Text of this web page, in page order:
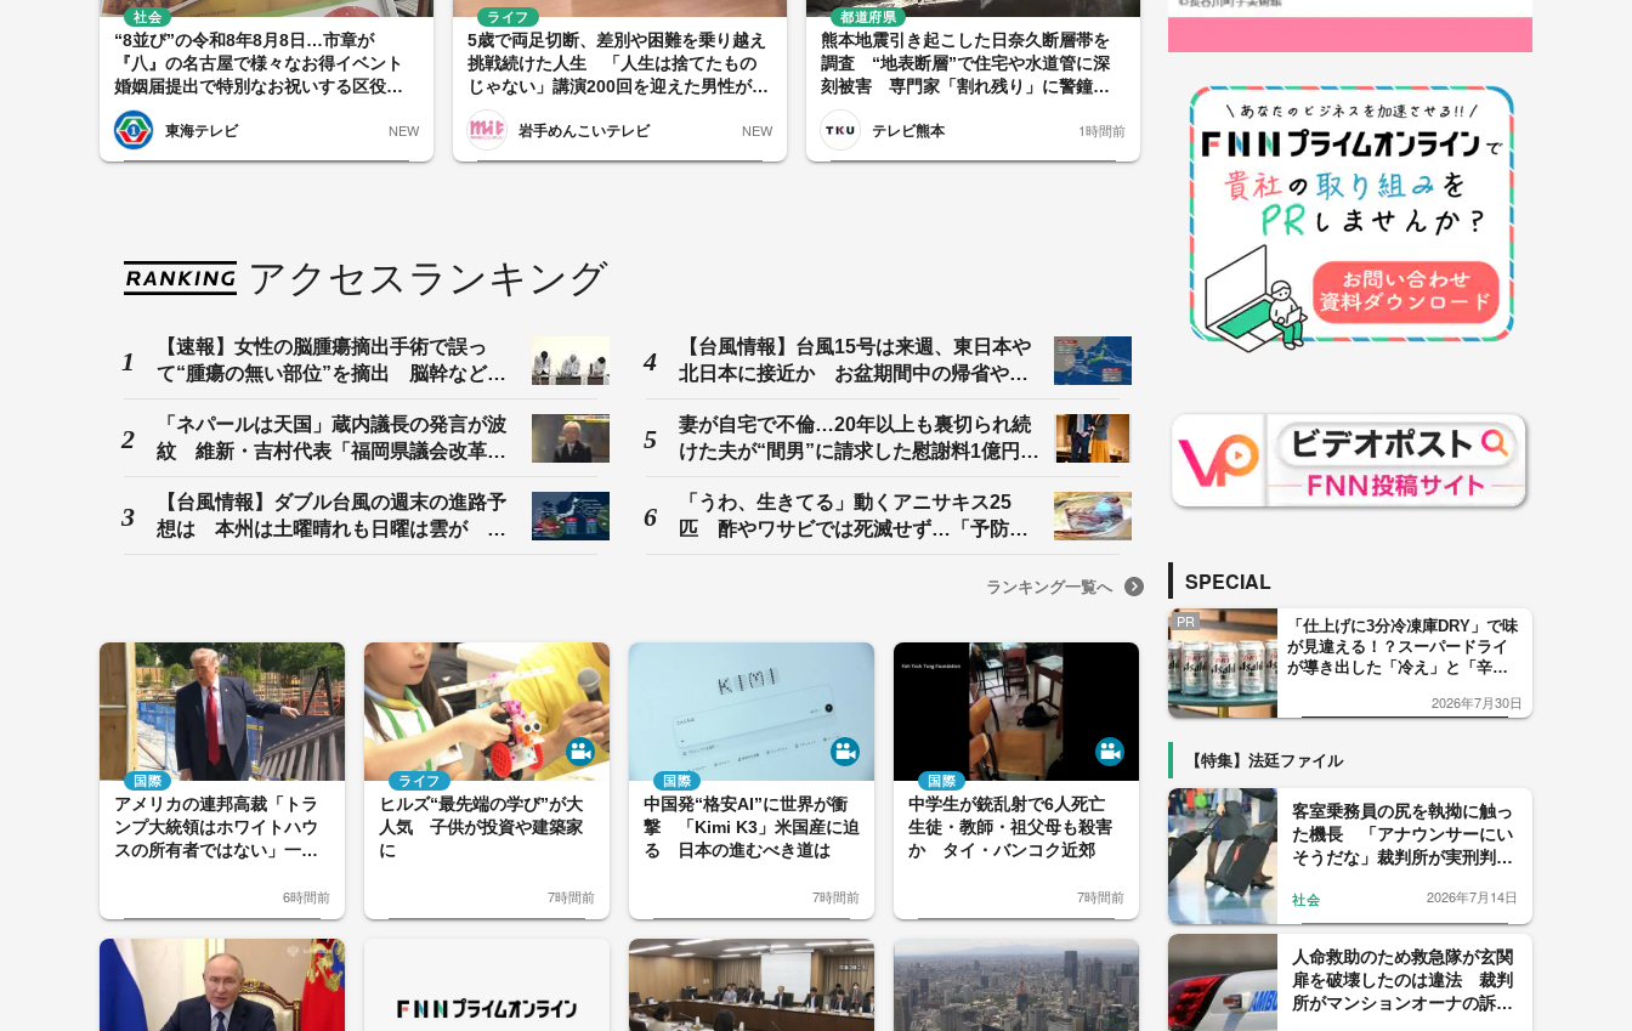
“8並び”の令和8年8月8日…市章が
『八』の名古屋で様々なお得イベント
婚姻届提出で特別なお祝いする区役所
も
東海テレビ
社会
NEW
5歳で両足切断、差別や困難を乗り越え
挑戦続けた人生 「人生は捨てたもの
じゃない」講演200回を迎えた男性が若
者へ贈るメッセージ 岩手
岩手めんこいテレビ
ライフ
NEW
熊本地震引き起こした日奈久断層帯を
調査 “地表断層”で住宅や水道管に深
刻被害 専門家「割れ残り」に警鐘
【令和8年熊本地震】
テレビ熊本
都道府県
1時間前
アクセスランキング
【速報】女性の脳腫瘍摘出手術で誤っ
て“腫瘍の無い部位”を摘出 脳幹など損
院「ネパールは天国」蔵内議長の発言が波
紋 維新・吉村代表「福岡県議会改革を
欠けている」
【台風情報】ダブル台風の週末の進路予
想は 本州は土曜晴れも日曜は雲が 九
【台風情報】台風15号は来週、東日本や
北日本に接近か お盆期間中の帰省や旅
にはまだ幅があり動向に注意を
妻が自宅で不倫…20年以上も裏切られ続
けた夫が“間男”に請求した慰謝料1億円の
「うわ、生きてる」動くアニサキス25
匹 酢やワサビでは死滅せず…「予防に
ボトルは翌日に飲むと「おなかを壊す」ランキング一覧へ
アメリカの連邦高裁「トラ
ンプ大統領はホワイトハウ
スの所有者ではない」一審
国際
6時間前
ヒルズ“最先端の学び”が大
人気 子供が投資や建築家
に
ライフ
7時間前
中国発“格安AI”に世界が衝
撃 「Kimi K3」米国産に迫
る 日本の進むべき道は
国際
7時間前
中学生が銃乱射で6人死亡
生徒・教師・祖父母も殺害
か タイ・バンコク近郊
国際
7時間前
SPECIAL
PR
「仕上げに3分冷凍庫DRY」で味
が見違える！？スーパードライ
が導き出した「冷え」と「辛
した「辛口カーブ」が飲み頃の
2026年7月30日
【特集】法廷ファイル
客室乗務員の尻を執拗に触っ
た機長 「アナウンサーにい
そうだな」裁判所が実刑判決
社会 2026年7月14日
人命救助のため救急隊が玄関
扉を破壊したのは違法 裁判
所がマンションオーナの訴え